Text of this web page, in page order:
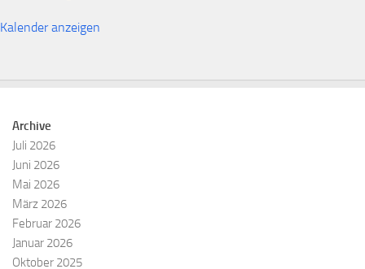
Kalender anzeigen
Archive
Juli 2026
Juni 2026
Mai 2026
März 2026
Februar 2026
Januar 2026
Oktober 2025